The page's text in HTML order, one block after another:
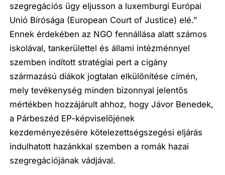
szegregációs ügy eljusson a luxemburgi Európai
Unió Bírósága (European Court of Justice) elé.”
Ennek érdekében az NGO fennállása alatt számos
iskolával, tankerülettel és állami intézménnyel
szemben indított stratégiai pert a cigány
származású diákok jogtalan elkülönítése címén,
mely tevékenység minden bizonnyal jelentős
mértékben hozzájárult ahhoz, hogy Jávor Benedek,
a Párbeszéd EP-képviselőjének
kezdeményezésére kötelezettségszegési eljárás
indulhatott hazánkkal szemben a romák hazai
szegregációjának vádjával.